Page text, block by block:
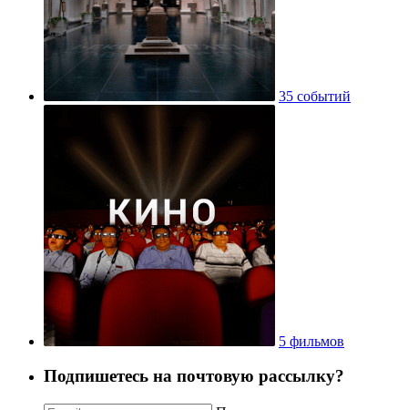
35 событий
5 фильмов
Подпишетесь на почтовую рассылку?